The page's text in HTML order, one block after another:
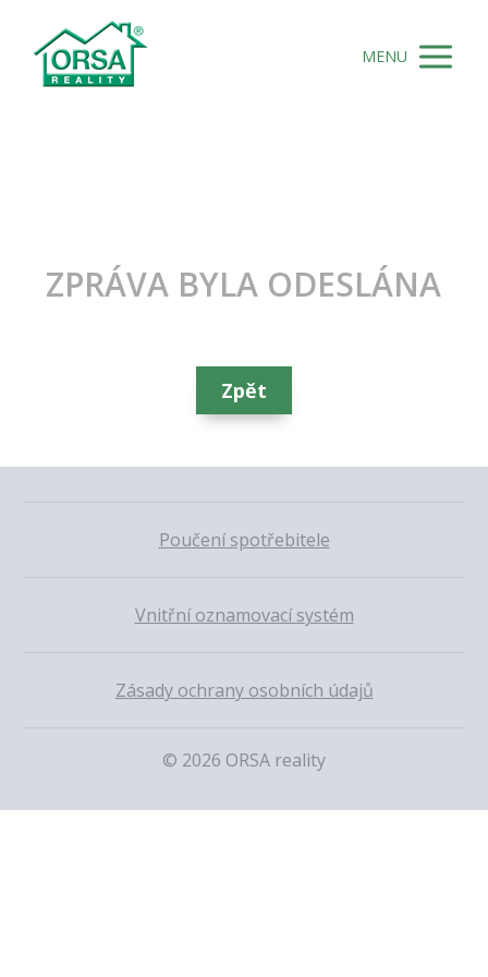
MENU
ZPRÁVA BYLA ODESLÁNA
Zpět
Poučení spotřebitele
Vnitřní oznamovací systém
Zásady ochrany osobních údajů
© 2026 ORSA reality